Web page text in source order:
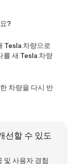
에 트레이드인
인 파트너와 협의
우, 해당 명의자
있습니다.
완료되면 차량
접 트레이드인 계
해지에 사용할
?
차량을 트레이
는 차량 소유자
자의 개인 정보
에 대한 지침은
기화'를 탭하여
.
는지 반드시 확
있는 개인 소지
Tesla 차량으로
를 새 Tesla 차량
되지 않습니다.
드라이빙' > '풀
차량을 다시 반
다. 자세한 내용
선할 수 있도
및 사용자 경험